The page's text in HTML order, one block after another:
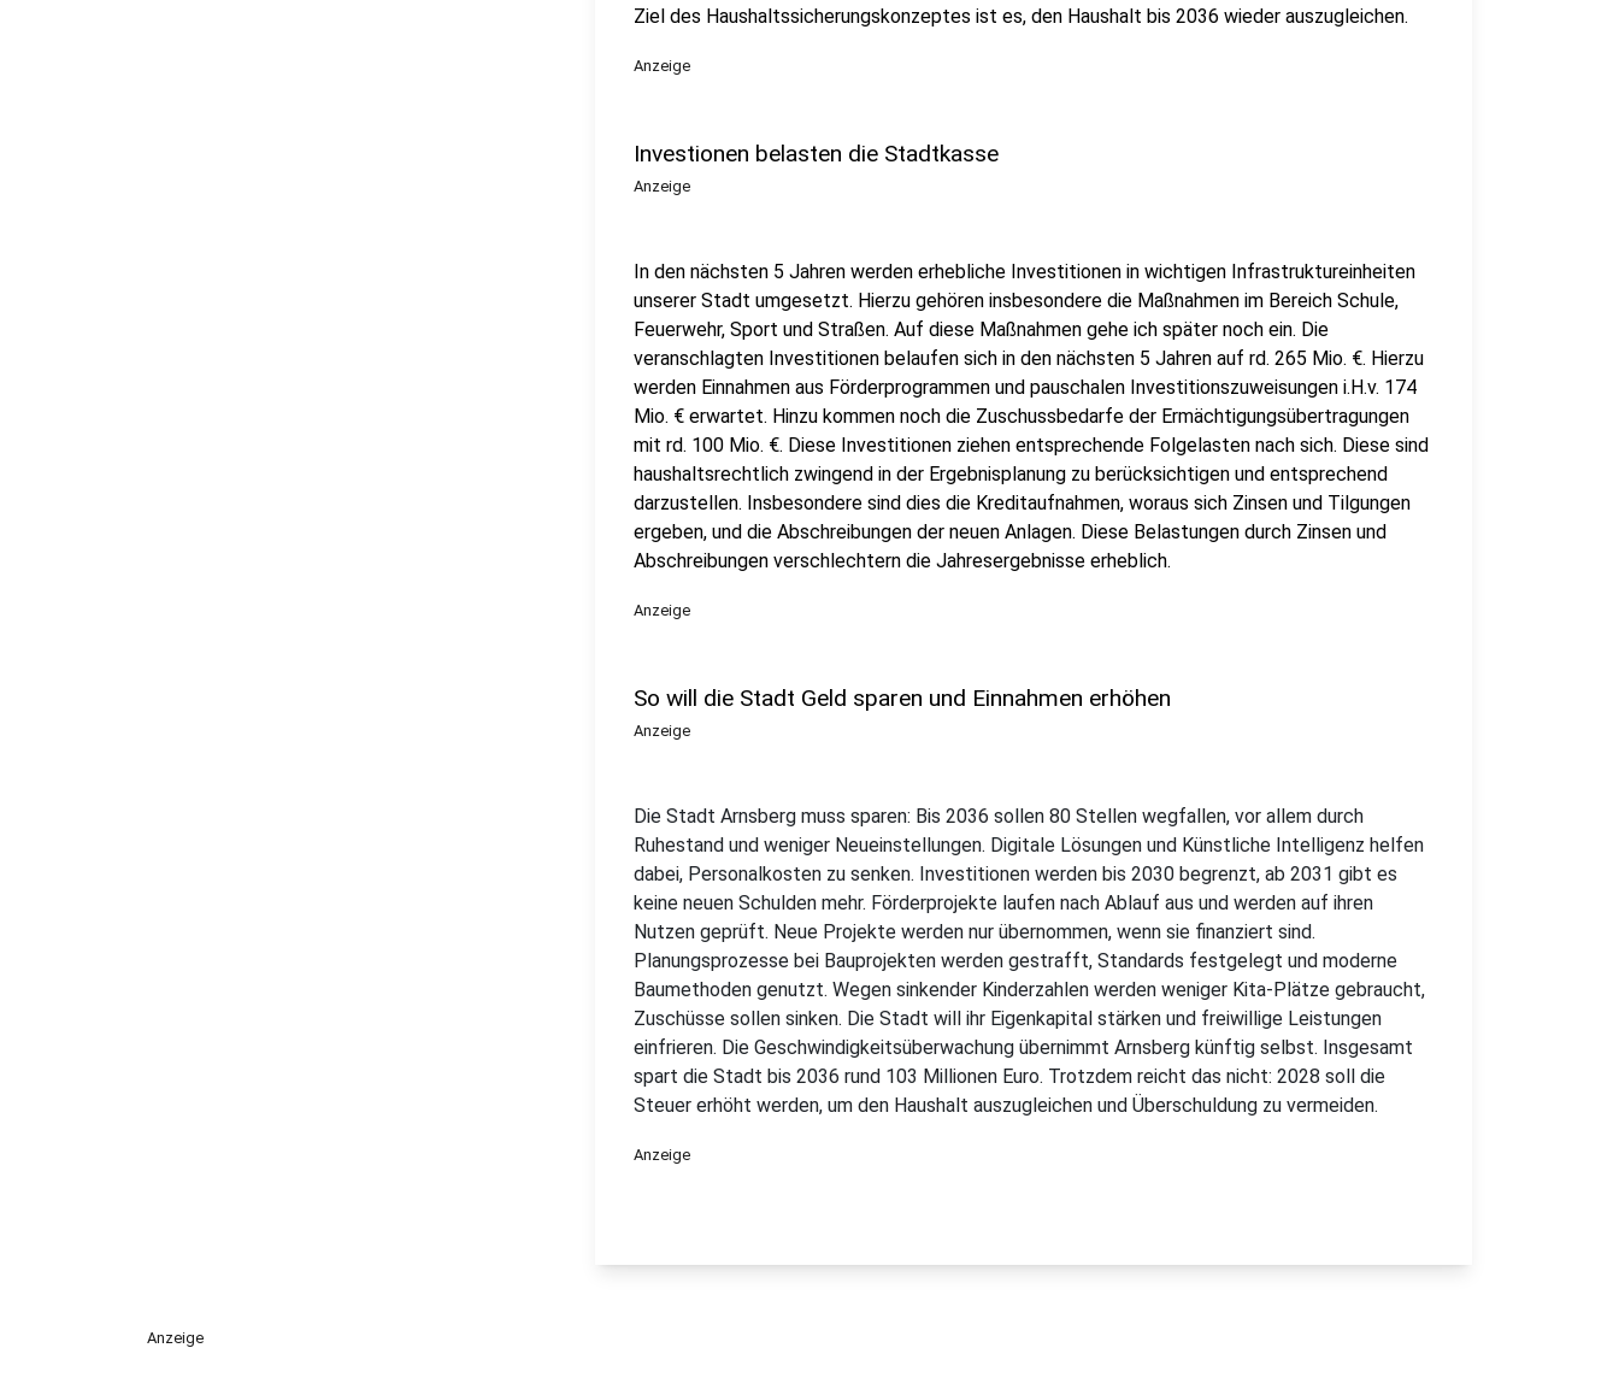
Ziel des Haushaltssicherungskonzeptes ist es, den Haushalt bis 2036 wieder auszugleichen.
Anzeige
Investionen belasten die Stadtkasse
Anzeige
In den nächsten 5 Jahren werden erhebliche Investitionen in wichtigen Infrastruktureinheiten
unserer Stadt umgesetzt. Hierzu gehören insbesondere die Maßnahmen im Bereich Schule,
Feuerwehr, Sport und Straßen. Auf diese Maßnahmen gehe ich später noch ein. Die
veranschlagten Investitionen belaufen sich in den nächsten 5 Jahren auf rd. 265 Mio. €. Hierzu
werden Einnahmen aus Förderprogrammen und pauschalen Investitionszuweisungen i.H.v. 174
Mio. € erwartet. Hinzu kommen noch die Zuschussbedarfe der Ermächtigungsübertragungen
mit rd. 100 Mio. €. Diese Investitionen ziehen entsprechende Folgelasten nach sich. Diese sind
haushaltsrechtlich zwingend in der Ergebnisplanung zu berücksichtigen und entsprechend
darzustellen. Insbesondere sind dies die Kreditaufnahmen, woraus sich Zinsen und Tilgungen
ergeben, und die Abschreibungen der neuen Anlagen. Diese Belastungen durch Zinsen und
Abschreibungen verschlechtern die Jahresergebnisse erheblich.
Anzeige
So will die Stadt Geld sparen und Einnahmen erhöhen
Anzeige
Die Stadt Arnsberg muss sparen: Bis 2036 sollen 80 Stellen wegfallen, vor allem durch
Ruhestand und weniger Neueinstellungen. Digitale Lösungen und Künstliche Intelligenz helfen
dabei, Personalkosten zu senken. Investitionen werden bis 2030 begrenzt, ab 2031 gibt es
keine neuen Schulden mehr. Förderprojekte laufen nach Ablauf aus und werden auf ihren
Nutzen geprüft. Neue Projekte werden nur übernommen, wenn sie finanziert sind.
Planungsprozesse bei Bauprojekten werden gestrafft, Standards festgelegt und moderne
Baumethoden genutzt. Wegen sinkender Kinderzahlen werden weniger Kita-Plätze gebraucht,
Zuschüsse sollen sinken. Die Stadt will ihr Eigenkapital stärken und freiwillige Leistungen
einfrieren. Die Geschwindigkeitsüberwachung übernimmt Arnsberg künftig selbst. Insgesamt
spart die Stadt bis 2036 rund 103 Millionen Euro. Trotzdem reicht das nicht: 2028 soll die
Steuer erhöht werden, um den Haushalt auszugleichen und Überschuldung zu vermeiden.
Anzeige
Anzeige